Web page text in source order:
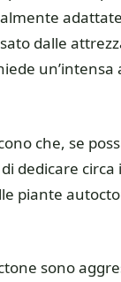
dalle
un’intensa
che, se
dedicare circa
piante
sono